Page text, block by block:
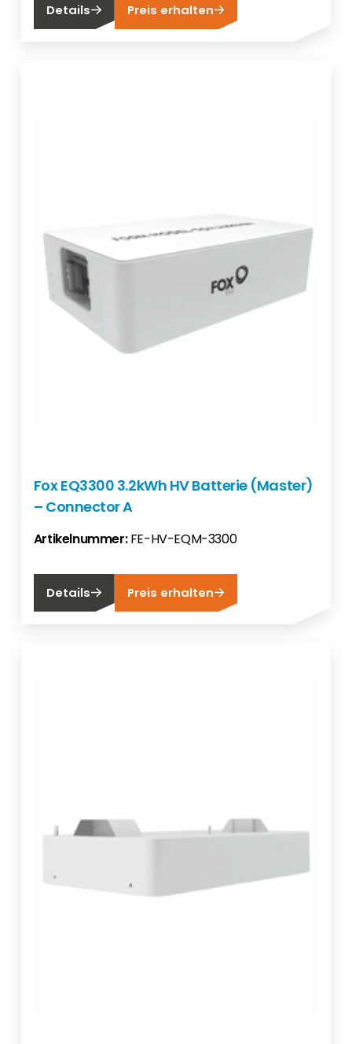
Details Preis erhalten
Fox EQ3300 3.2kWh HV Batterie (Master)
– Connector A
Artikelnummer:FE-HV-EQM-3300
Details Preis erhalten